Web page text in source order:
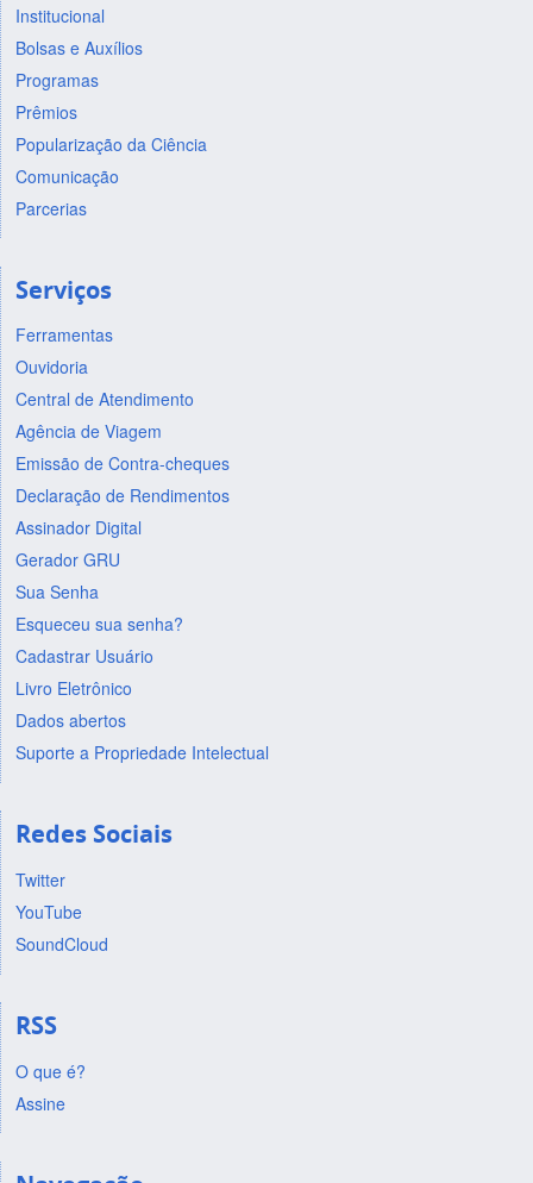
Institucional
Bolsas e Auxílios
Programas
Prêmios
Popularização da Ciência
Comunicação
Parcerias
Serviços
Ferramentas
Ouvidoria
Central de Atendimento
Agência de Viagem
Emissão de Contra-cheques
Declaração de Rendimentos
Assinador Digital
Gerador GRU
Sua Senha
Esqueceu sua senha?
Cadastrar Usuário
Livro Eletrônico
Dados abertos
Suporte a Propriedade Intelectual
Redes Sociais
Twitter
YouTube
SoundCloud
RSS
O que é?
Assine